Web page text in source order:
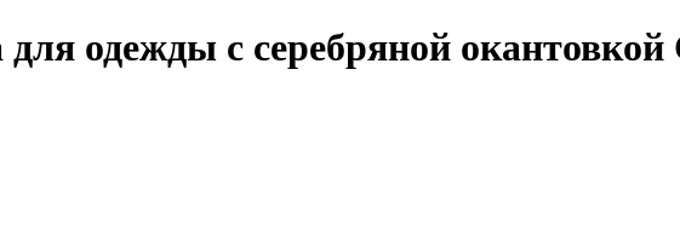
одежды с серебряной